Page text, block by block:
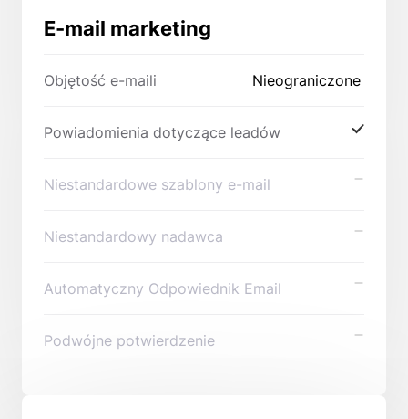
E-mail marketing
Objętość e-maili Nieograniczone
Powiadomienia dotyczące leadów
Niestandardowe szablony e-mail
Niestandardowy nadawca
Automatyczny Odpowiednik Email
Podwójne potwierdzenie